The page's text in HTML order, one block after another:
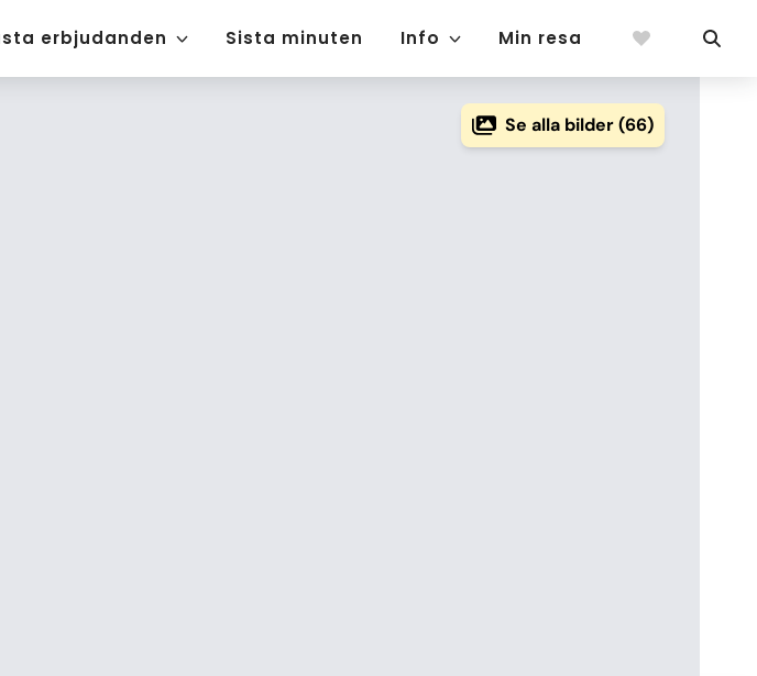
erbjudanden Sista minuten Info Min resa
Se alla bilder (66)